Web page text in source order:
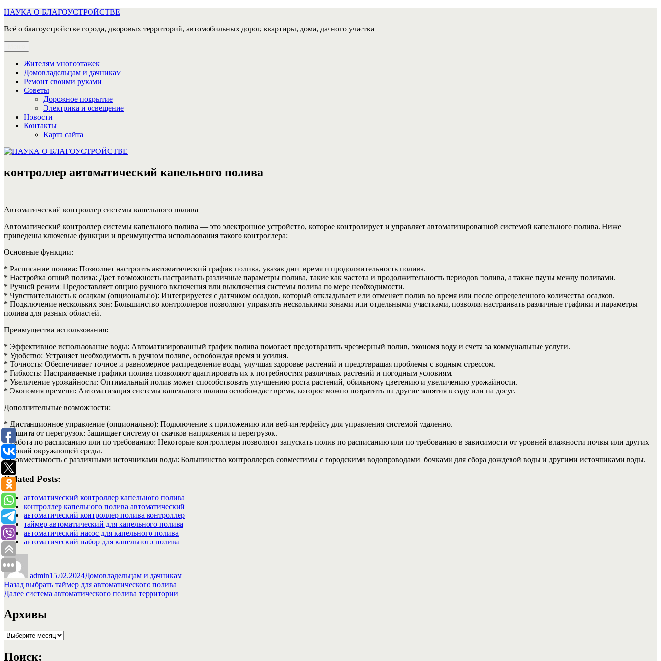
Перейти
содержимому
НАУКА О БЛАГОУСТРОЙСТВЕ
Всё о благоустройстве города, дворовых территорий, автомобильных дорог, квартиры, дома, дачного участка
Жителям многоэтажек
Домовладельцам и дачникам
Ремонт своими руками
Советы
Дорожное покрытие
Электрика и освещение
Новости
Контакты
Карта сайта
контроллер автоматический капельного полива
Автоматический контроллер системы капельного полива
Автоматический контроллер системы капельного полива — это электронное устройство, которое контролирует и управляет автоматизированной системой капельного полива. Ниже
приведены ключевые функции и преимущества использования такого контроллера:
Основные функции:
* Расписание полива: Позволяет настроить автоматический график полива, указав дни, время и продолжительность полива.
* Настройка опций полива: Дает возможность настраивать различные параметры полива, такие как частота и продолжительность периодов полива, а также паузы между поливами.
* Ручной режим: Предоставляет опцию ручного включения или выключения системы полива по мере необходимости.
* Чувствительность к осадкам (опционально): Интегрируется с датчиком осадков, который откладывает или отменяет полив во время или после определенного количества осадков.
* Подключение нескольких зон: Большинство контроллеров позволяют управлять несколькими зонами или отдельными участками, позволяя настраивать различные графики и параметры
полива для разных областей.
Преимущества использования:
* Эффективное использование воды: Автоматизированный график полива помогает предотвратить чрезмерный полив, экономя воду и счета за коммунальные услуги.
* Удобство: Устраняет необходимость в ручном поливе, освобождая время и усилия.
* Точность: Обеспечивает точное и равномерное распределение воды, улучшая здоровье растений и предотвращая проблемы с водным стрессом.
* Гибкость: Настраиваемые графики полива позволяют адаптировать их к потребностям различных растений и погодным условиям.
* Увеличение урожайности: Оптимальный полив может способствовать улучшению роста растений, обильному цветению и увеличению урожайности.
* Экономия времени: Автоматизация системы капельного полива освобождает время, которое можно потратить на другие занятия в саду или на досуг.
Дополнительные возможности:
* Дистанционное управление (опционально): Подключение к приложению или веб-интерфейсу для управления системой удаленно.
* Защита от перегрузок: Защищает систему от скачков напряжения и перегрузок.
* Работа по расписанию или по требованию: Некоторые контроллеры позволяют запускать полив по расписанию или по требованию в зависимости от уровней влажности почвы или других
условий окружающей среды.
* Совместимость с различными источниками воды: Большинство контроллеров совместимы с городскими водопроводами, бочками для сбора дождевой воды и другими источниками воды.
Related Posts:
автоматический контроллер капельного полива
контроллер капельного полива автоматический
автоматический контроллер полива контроллер
таймер автоматический для капельного полива
автоматический насос для капельного полива
автоматический набор для капельного полива
admin15.02.2024Домовладельцам и дачникам
Навигация
по
записям
Назад Предыдущая
запись:
выбрать таймер для автоматического полива
Далее Следующая
система автоматического полива территории
Архивы
Архивы
Поиск: